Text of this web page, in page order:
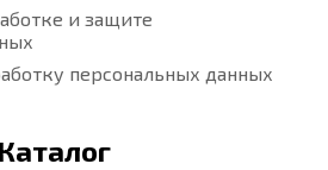
и защите
персональных данных
Каталог